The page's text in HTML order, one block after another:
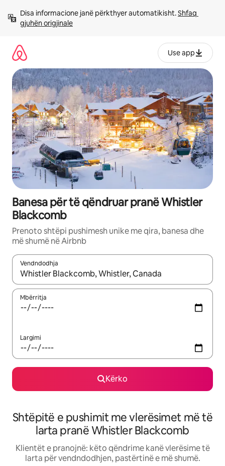
përmbajtja
Disa informacione janë përkthyer automatikisht. Shfaq
gjuhën origjinale
Use app
Banesa për të qëndruar pranë Whistler
Blackcomb
Prenoto shtëpi pushimesh unike me qira, banesa dhe
më shumë në Airbnb
Vendndodhja
Kur rezultatet të jenë të disponueshme, lëviz me butonat e
Mbërritja
Largimi
Kërko
Shtëpitë e pushimit me vlerësimet më të
larta pranë Whistler Blackcomb
Klientët e pranojnë: këto qëndrime kanë vlerësime të
larta për vendndodhjen, pastërtinë e më shumë.